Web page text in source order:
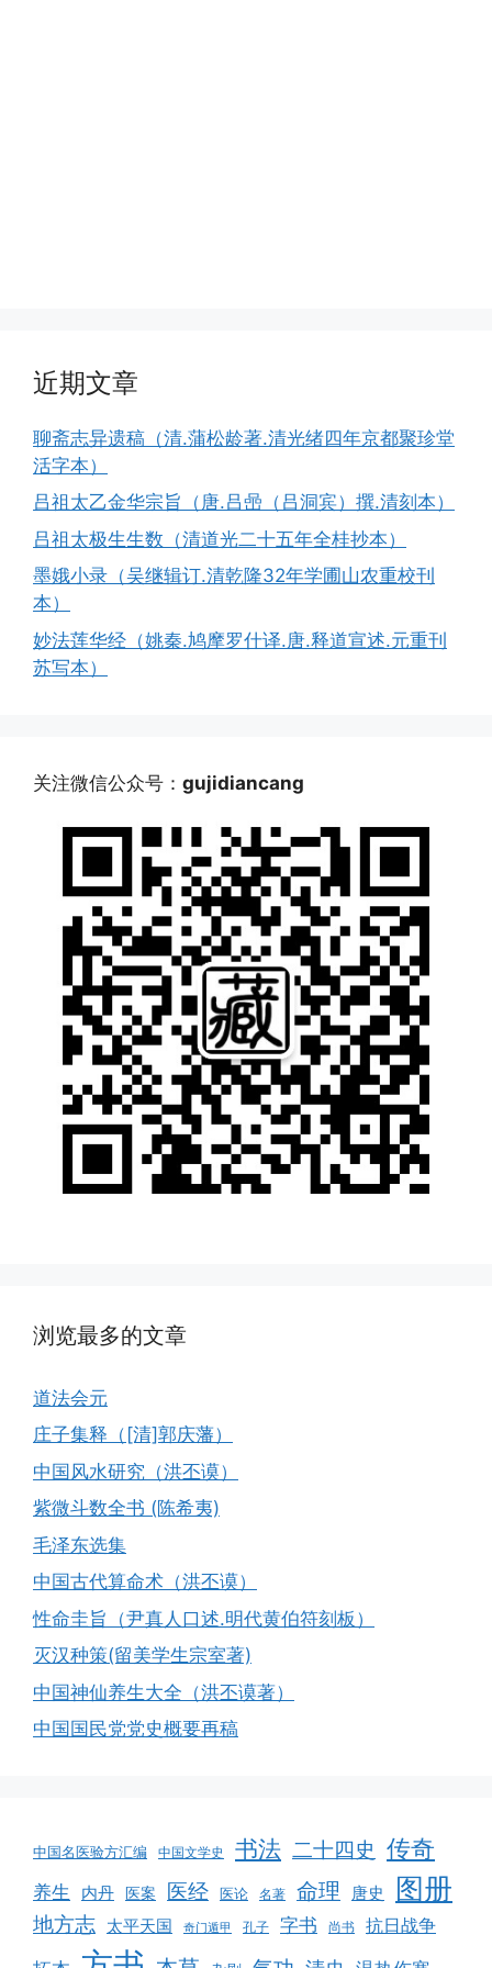
近期文章
聊斋志异遗稿（清.蒲松龄著.清光绪四年京都聚珍堂
活字本）
吕祖太乙金华宗旨（唐.吕喦（吕洞宾）撰.清刻本）
吕祖太极生生数（清道光二十五年全桂抄本）
墨娥小录（吴继辑订.清乾隆32年学圃山农重校刊
本）
妙法莲华经（姚秦.鸠摩罗什译.唐.释道宣述.元重刊
苏写本）
关注微信公众号： gujidiancang
浏览最多的文章
道法会元
庄子集释（[清]郭庆藩）
中国风水研究（洪丕谟）
紫微斗数全书 (陈希夷)
毛泽东选集
中国古代算命术（洪丕谟）
性命圭旨（尹真人口述.明代黄伯符刻板）
灭汉种策(留美学生宗室著)
中国神仙养生大全（洪丕谟著）
中国国民党党史概要再稿
中国名医验方汇编 中国文学史 书法 二十四史 传奇
养生 内丹 医案 医经 医论 名著 命理 唐史 图册
地方志 太平天国 奇门遁甲 孔子 字书 尚书 抗日战争